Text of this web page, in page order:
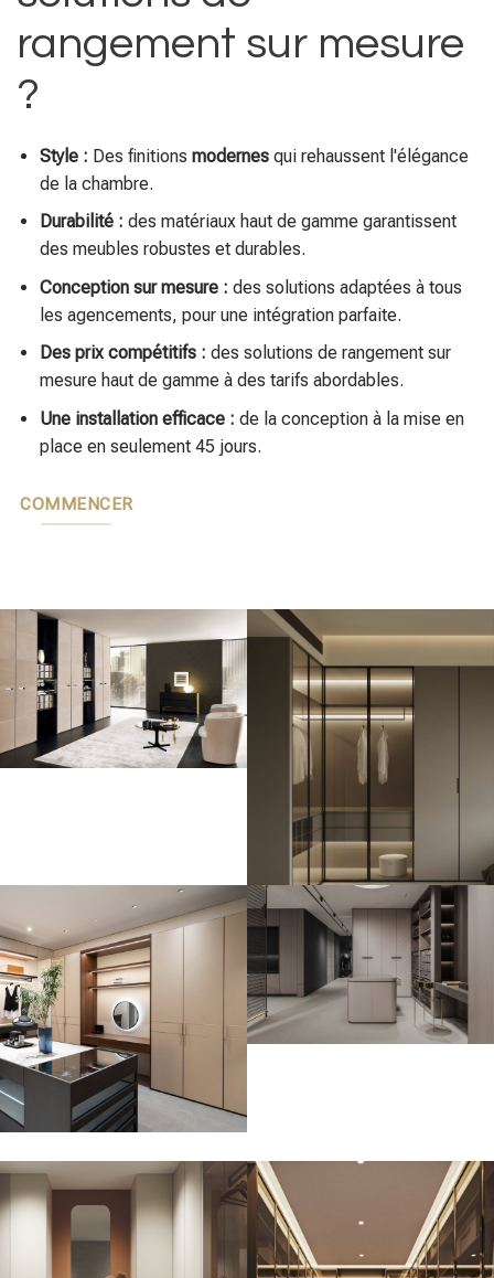
rangement sur mesure
?
Style : Des finitions modernes qui rehaussent l'élégance
de la chambre.
Durabilité : des matériaux haut de gamme garantissent
des meubles robustes et durables.
Conception sur mesure : des solutions adaptées à tous
les agencements, pour une intégration parfaite.
Des prix compétitifs : des solutions de rangement sur
mesure haut de gamme à des tarifs abordables.
Une installation efficace : de la conception à la mise en
place en seulement 45 jours.
COMMENCER